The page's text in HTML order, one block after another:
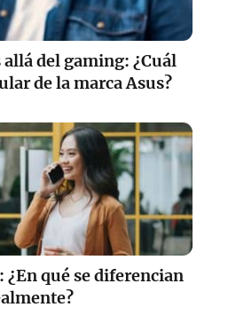
del gaming: ¿Cuál
de la marca Asus?
¿En qué se diferencian